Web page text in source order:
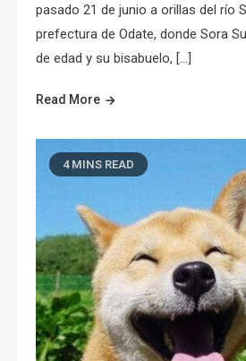
pasado 21 de junio a orillas del río
prefectura de Odate, donde Sora
de edad y su bisabuelo, […]
Read More
4 MINS READ